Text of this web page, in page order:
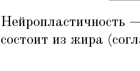
Нейропластичность
состоит из жира